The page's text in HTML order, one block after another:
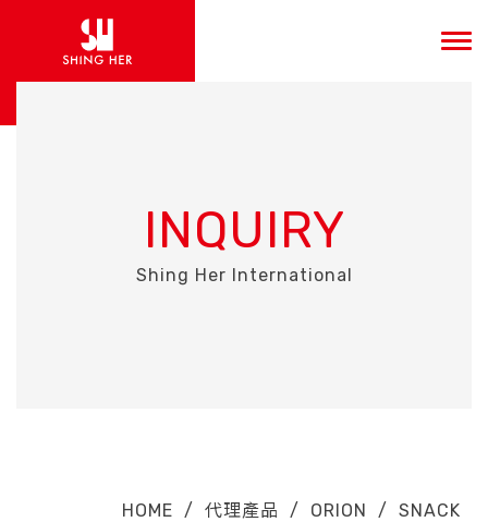
INQUIRY
Shing Her International
HOME / 代理產品 / ORION / SNACK